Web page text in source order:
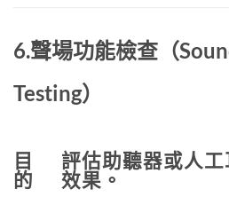
6.聲場功能檢查（
Testing）
目
的
評估助聽器或人
效果。